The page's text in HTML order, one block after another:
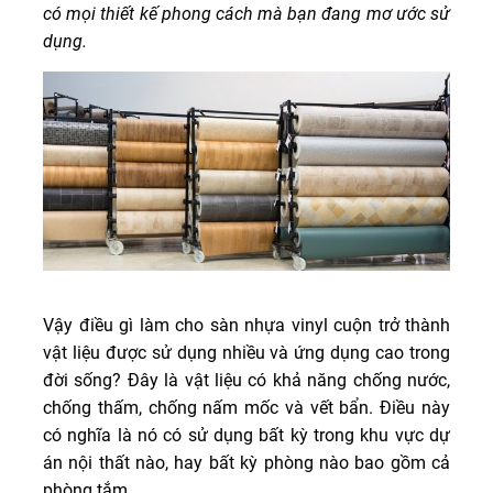
có mọi thiết kế phong cách mà bạn đang mơ ước sử
dụng.
Vậy điều gì làm cho sàn nhựa vinyl cuộn trở thành
vật liệu được sử dụng nhiều và ứng dụng cao trong
đời sống? Đây là vật liệu có khả năng chống nước,
chống thấm, chống nấm mốc và vết bẩn. Điều này
có nghĩa là nó có sử dụng bất kỳ trong khu vực dự
án nội thất nào, hay bất kỳ phòng nào bao gồm cả